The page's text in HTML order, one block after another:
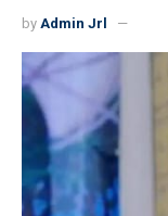
by Admin Jrl